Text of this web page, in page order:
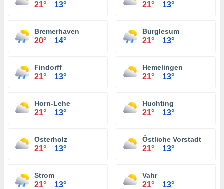
21° 13° 21° 13°
Bremerhaven
20° 14°
Burglesum
21° 13°
Findorff
21° 13°
Hemelingen
21° 13°
Horn-Lehe
21° 13°
Huchting
21° 13°
Osterholz
21° 13°
Östliche Vorstadt
21° 13°
Strom
21° 13°
Vahr
21° 13°